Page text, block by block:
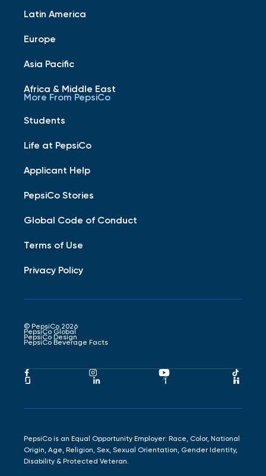
Latin America
Europe
Asia Pacific
Africa & Middle East
More From PepsiCo
Students
Life at PepsiCo
Applicant Help
PepsiCo Stories
Global Code of Conduct
Terms of Use
Privacy Policy
© PepsiCo 2026
PepsiCo Global
PepsiCo Design
PepsiCo Beverage Facts
Pepsico
Facebook
Link
Pepsico
Instagram
Link
Pepsico
Pepsico
LinkedIn
Pepsico
PepsiCo is an Equal Opportunity Employer: Race, Color, National
Origin, Age, Religion, Sex, Sexual Orientation, Gender Identity,
Disability & Protected Veteran.